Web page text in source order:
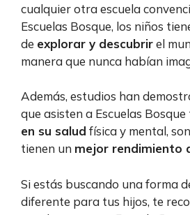
cualquier otra escuela
Escuelas Bosque, los niños
de explorar y descubrirel
manera que nunca habían
Además, estudios han
que asisten a Escuelas
en su salud física y mental,
tienen un mejor rendimiento
Si estás buscando una forma
diferente para tus hijos, te